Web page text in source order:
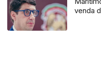
venda